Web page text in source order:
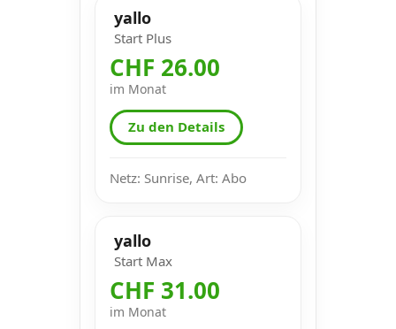
yallo
Start Plus
CHF 26.00
im Monat
Zu den Details
Netz: Sunrise, Art: Abo
yallo
Start Max
CHF 31.00
im Monat